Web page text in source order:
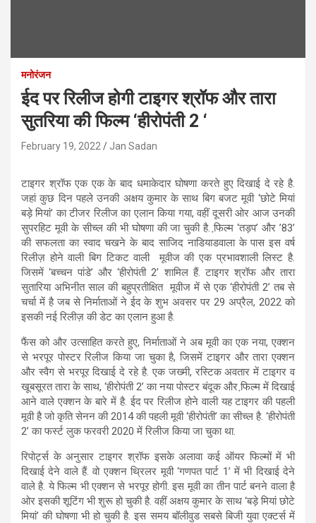
मनोरंजन
ईद पर रिलीज होगी टाइगर श्रॉफ और तारा
सुतरिया की फिल्म ‘हीरोपंती 2 ‘
February 19, 2022 Jan Sadan
टाइगर श्रॉफ एक एक के बाद धमाकेदार घोषणा करते हुए दिखाई दे रहे है.
जहां कुछ दिन पहले उनकी अक्षय कुमार के साथ बिग बजट मूवी ‘छोटे मियां
बड़े मियां’ का टीजर रिलीज का एलान किया गया, वहीं दूसरी ओर आज उनकी
सुपरहिट मूवी के सीच्ल की भी घोषणा की जा चुकी है. फि़ल्म ‘तड़प’ और ’83’
की सफलता का स्वाद चखने के बाद साजिद नाडियाडवाला के पास इस वर्ष
रिलीज़ होने वाली बिग टिकट वाली मूवीज की एक प्रभावशाली लिस्ट है.
जिसमें ‘बच्चन पांडे’ और ‘हीरोपंती 2’ शामिल हैं. टाइगर श्रॉफ और तारा
सुतारिया अभिनीत साल की बहुप्रतीक्षित मूवीज में से एक ‘हीरोपंती 2’ तब से
चर्चा में है जब से निर्माताओं ने ईद के शुभ अवसर पर 29 अप्रैल, 2022 को
इसकी नई रिलीज़ की डेट का एलान हुआ है.
फैंस को और उत्साहित करते हुए, निर्माताओं ने अब मूवी का एक नया, एक्शन
से भरपूर पोस्टर रिलीज किया जा चुका है, जिसमें टाइगर और तारा एक्शन
और स्वैग से भरपूर दिखाई दे रहे है. एक जख्मी, रस्टिक अवतार में टाइगर व
खूबसूरत तारा के साथ, ‘हीरोपंती 2’ का नया पोस्टर बंदूक और फि़ल्म में दिखाई
आने वाले एक्शन के बारे में है. ईद पर रिलीज होने वाली यह टाइगर की पहली
मूवी है जो कृति सेनन की 2014 की पहली मूवी ‘हीरोपंती’ का सीच्ल है. ‘हीरोपंती
2’ का फर्स्ट लुक फरवरी 2020 में रिलीज किया जा चुका था.
रिपोर्ट्स के अनुसार टाइगर श्रॉफ इसके अलावा कई ऑयर फिल्मों में भी
दिखाई देने वाले हैं. वो एक्शन थ्रिलर मूवी ‘गणपत पार्ट 1’ में भी दिखाई देने
वाले है. ये फिल्म भी एक्शन से भरपूर होगी. इस मूवी का तीन पार्ट बनने वाला है
ओर इसकी शूटिंग भी शुरू हो चुकी है. वहीं अक्षय कुमार के साथ ‘बड़े मियां छोटे
मियां’ की घोषणा भी हो चुकी है. इस समय बॉलीवुड सबसे बिजी युवा एक्टर्स में